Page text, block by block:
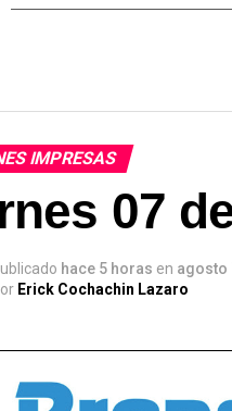
IMPRESAS
07
hace 5 horas en agosto
Erick Cochachin Lazaro